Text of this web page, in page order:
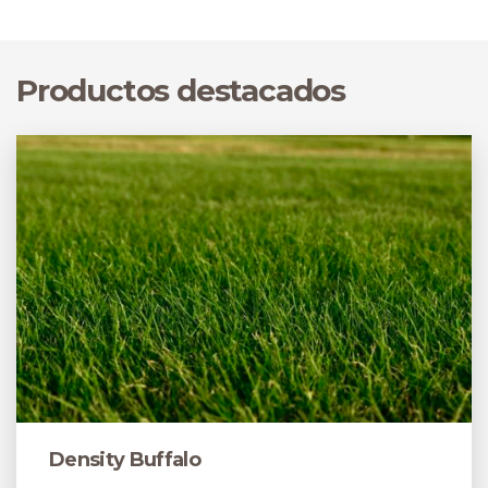
Productos destacados
Density Buffalo